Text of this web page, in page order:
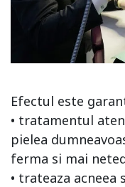
Efectul este
• tratamentul
pielea
ferma si mai
• trateaza acneea